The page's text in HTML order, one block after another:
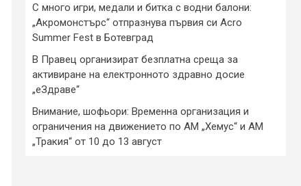
С много игри, медали и битка с водни балони:
„Акромонстърс“ отпразнува първия си Acro
Summer Fest в Ботевград
В Правец организират безплатна среща за
активиране на електронното здравно досие
„еЗдраве“
Внимание, шофьори: Временна организация и
ограничения на движението по АМ „Хемус“ и АМ
„Тракия“ от 10 до 13 август